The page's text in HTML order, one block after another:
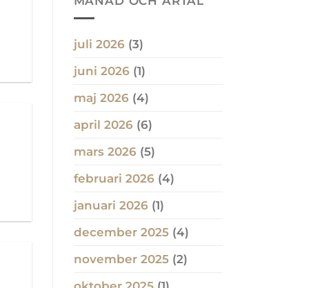
juli 2026(3)
juni 2026(1)
maj 2026(4)
april 2026(6)
mars 2026(5)
februari 2026(4)
januari 2026(1)
december 2025(4)
november 2025(2)